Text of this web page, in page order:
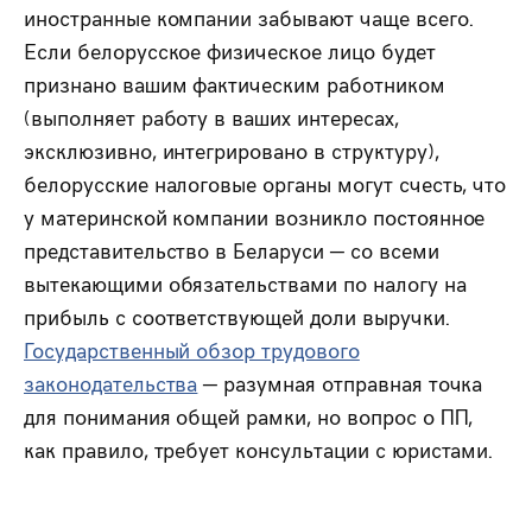
иностранные компании забывают чаще всего.
Если белорусское физическое лицо будет
признано вашим фактическим работником
(выполняет работу в ваших интересах,
эксклюзивно, интегрировано в структуру),
белорусские налоговые органы могут счесть, что
у материнской компании возникло постоянное
представительство в Беларуси — со всеми
вытекающими обязательствами по налогу на
прибыль с соответствующей доли выручки.
Государственный обзор трудового
законодательства — разумная отправная точка
для понимания общей рамки, но вопрос о ПП,
как правило, требует консультации с юристами.